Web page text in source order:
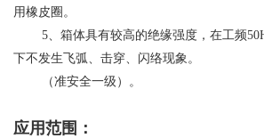
用橡皮圈。
​5、箱体具有较高的绝缘强度，在工频
下不发生飞弧、击穿、闪络现象。
​ ​（准安全一级）。
应用范围：